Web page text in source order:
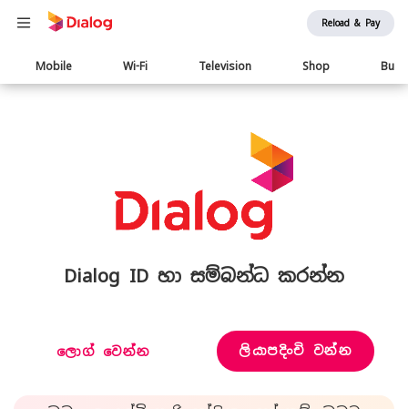
Reload & Pay
Main
navigation
Mobile Wi-Fi Television Shop
Dialog ID හා සම්බන්ධ කරන්න
ලොග් වෙන්න ලියාපදිංචි වන්න